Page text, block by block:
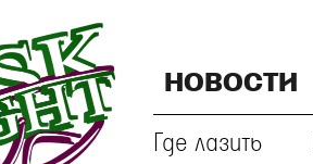
НОВОСТИ
Где лазить